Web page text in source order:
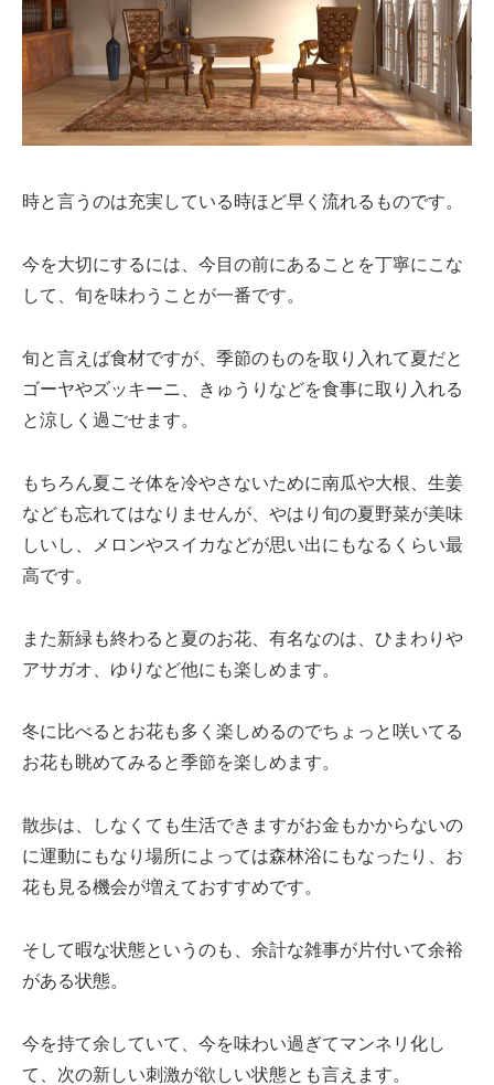
時と言うのは充実している時ほど早く流れるものです。
今を大切にするには、今目の前にあることを丁寧にこな
して、旬を味わうことが一番です。
旬と言えば食材ですが、季節のものを取り入れて夏だと
ゴーヤやズッキーニ、きゅうりなどを食事に取り入れる
と涼しく過ごせます。
もちろん夏こそ体を冷やさないために南瓜や大根、生姜
なども忘れてはなりませんが、やはり旬の夏野菜が美味
しいし、メロンやスイカなどが思い出にもなるくらい最
高です。
また新緑も終わると夏のお花、有名なのは、ひまわりや
アサガオ、ゆりなど他にも楽しめます。
冬に比べるとお花も多く楽しめるのでちょっと咲いてる
お花も眺めてみると季節を楽しめます。
散歩は、しなくても生活できますがお金もかからないの
に運動にもなり場所によっては森林浴にもなったり、お
花も見る機会が増えておすすめです。
そして暇な状態というのも、余計な雑事が片付いて余裕
がある状態。
今を持て余していて、今を味わい過ぎてマンネリ化し
て、次の新しい刺激が欲しい状態とも言えます。